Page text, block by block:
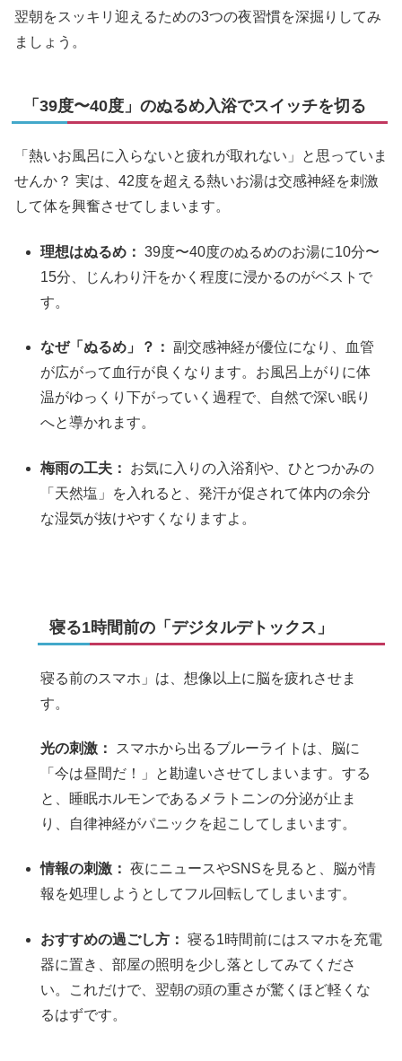
翌朝をスッキリ迎えるための3つの夜習慣を深掘りしてみ
ましょう。
「39度〜40度」のぬるめ入浴でスイッチを切る
「熱いお風呂に入らないと疲れが取れない」と思っていま
せんか？ 実は、42度を超える熱いお湯は交感神経を刺激
して体を興奮させてしまいます。
理想はぬるめ： 39度〜40度のぬるめのお湯に10分〜
15分、じんわり汗をかく程度に浸かるのがベストで
す。
なぜ「ぬるめ」？： 副交感神経が優位になり、血管
が広がって血行が良くなります。お風呂上がりに体
温がゆっくり下がっていく過程で、自然で深い眠り
へと導かれます。
梅雨の工夫：
お気に入りの入浴剤や、ひとつかみの
「天然塩」を入れると、発汗が促されて体内の余分
な湿気が抜けやすくなりますよ。
寝る1時間前の「デジタルデトックス」
寝る前のスマホ」は、想像以上に脳を疲れさせま
す。
光の刺激：
スマホから出るブルーライトは、脳に
「今は昼間だ！」と勘違いさせてしまいます。する
と、睡眠ホルモンであるメラトニンの分泌が止ま
り、自律神経がパニックを起こしてしまいます。
情報の刺激： 夜にニュースやSNSを見ると、脳が情
報を処理しようとしてフル回転してしまいます。
おすすめの過ごし方： 寝る1時間前にはスマホを充電
器に置き、部屋の照明を少し落としてみてくださ
い。これだけで、翌朝の頭の重さが驚くほど軽くな
るはずです。